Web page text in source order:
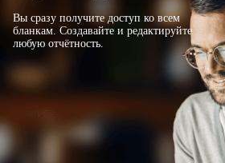
Вы сразу получите доступ ко всем
бланкам. Создавайте и редактируйте
любую отчётность.